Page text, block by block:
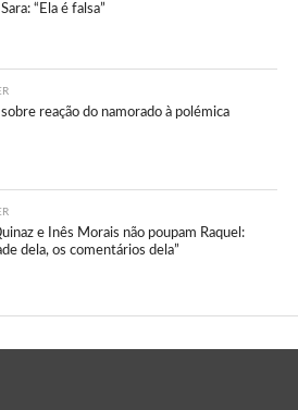
“Ela é falsa”
sobre reação do namorado à polémica
e Inês Morais não poupam Raquel:
dela, os comentários dela”